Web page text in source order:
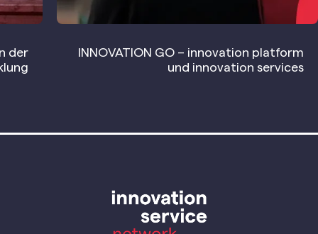
INNOVATION GO – innovation platform
und innovation services
der